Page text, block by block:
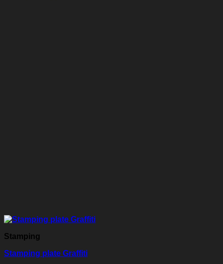
Stamping
Stamping plate Graffiti